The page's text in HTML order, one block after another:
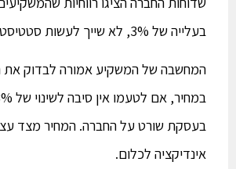
בעלייה של 3%, לא שייך לעשות סטטיסטיקה על הגרף.
המחשבה של המשקיע אמורה לבדוק את
בעסקת שורט על החברה. המחיר מצד
אינדיקציה לכלום.